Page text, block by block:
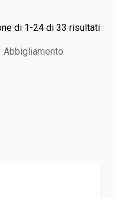
di 1-24 di 33 risultati
Abbigliamento